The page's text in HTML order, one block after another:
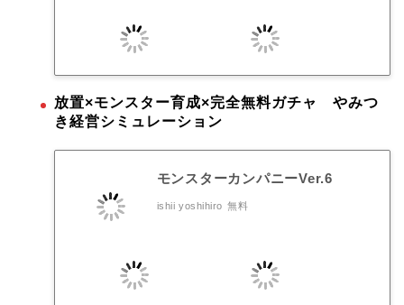
放置×モンスター育成×完全無料ガチャ やみつ
き経営シミュレーション
モンスターカンパニーVer.6
ishii yoshihiro 無料